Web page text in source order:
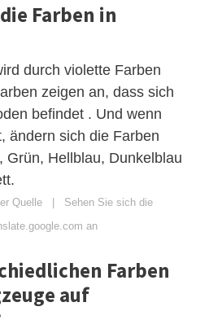
Farben in
durch violette Farben
zeigen an, dass sich
befindet . Und wenn
ändern sich die Farben
Grün, Hellblau, Dunkelblau
Quelle | Sehen Sie sich die
an
Farben
auf